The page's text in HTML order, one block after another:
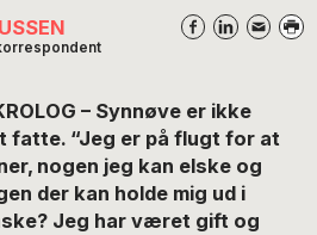
– Synnøve er ikke
fatte. “Jeg er på flugt for at
nogen jeg kan elske og
der kan holde mig ud i
Jeg har været gift og